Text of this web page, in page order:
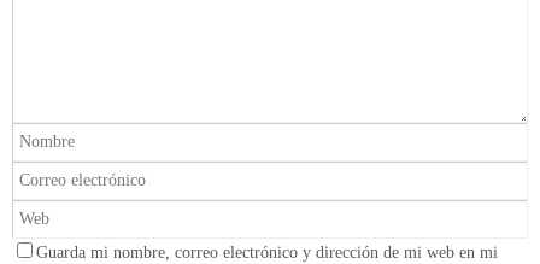
Guarda mi nombre, correo electrónico y dirección de mi web en mi